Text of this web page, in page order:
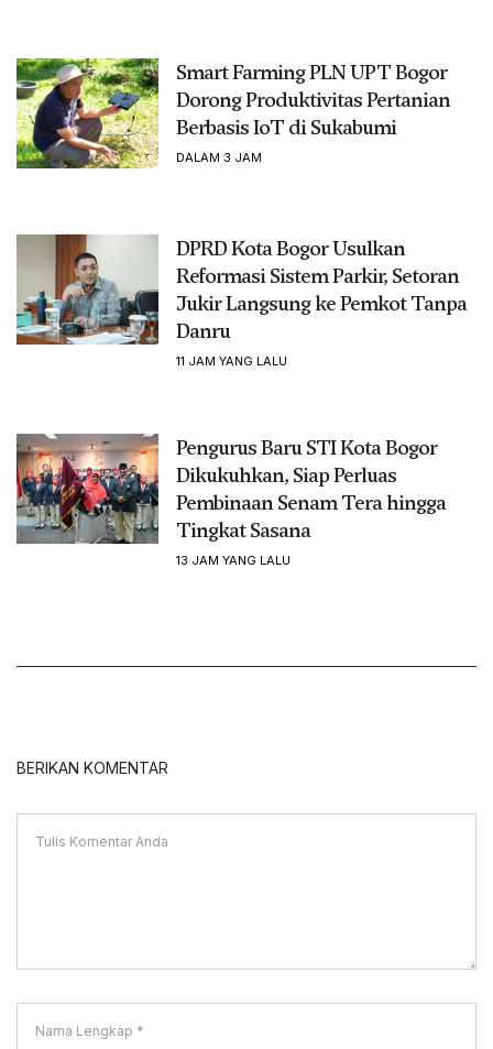
Smart Farming PLN UPT Bogor
Dorong Produktivitas Pertanian
Berbasis IoT di Sukabumi
DALAM 3 JAM
DPRD Kota Bogor Usulkan
Reformasi Sistem Parkir, Setoran
Jukir Langsung ke Pemkot Tanpa
Danru
11 JAM YANG LALU
Pengurus Baru STI Kota Bogor
Dikukuhkan, Siap Perluas
Pembinaan Senam Tera hingga
Tingkat Sasana
13 JAM YANG LALU
BERIKAN KOMENTAR